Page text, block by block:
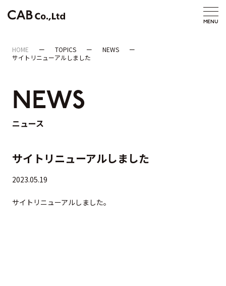
HOME TOPICS
NEWS
サイトリニューアルしました
NEWS
ニュース
サイトリニューアルしました
2023.05.19
サイトリニューアルしました。